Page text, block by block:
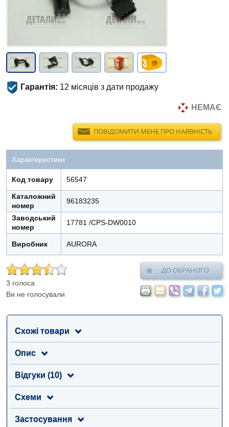
Гарантія: 12 місяців з дати продажу
НЕМАЄ
ПОВІДОМИТИ МЕНЕ ПРО НАЯВНІСТЬ
Характеристики
Код товару 56547
Каталожний
номер
96183235
Заводський
номер
17781 /СPS-DW0010
Виробник AURORA
3 голоса
Ви не голосували
ДО ОБРАНОГО
Схожі товари
Опис
Відгуки (10)
Схеми
Застосування